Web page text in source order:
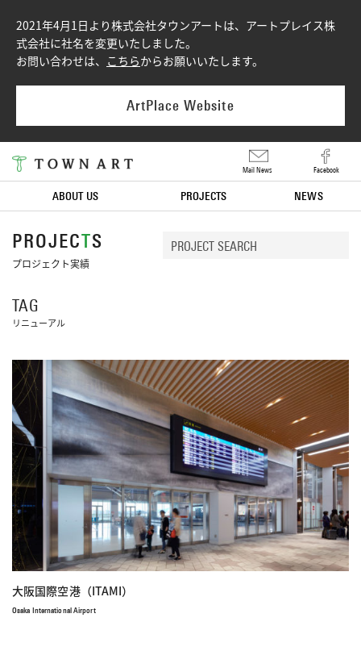
2021年4月1日より株式会社タウンアートは、アートプレイス株
式会社に社名を変更いたしました。
お問い合わせは、 こちらからお願いいたします。
ArtPlace Website
Mail News Facebook
ABOUT US PROJECTS NEWS
PROJECTS
プロジェクト実績
TAG
リニューアル
大阪国際空港（ITAMI）
Osaka International Airport